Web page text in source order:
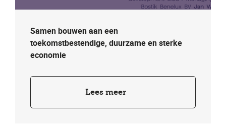
Samen bouwen aan een
toekomstbestendige, duurzame en sterke
economie
Lees meer